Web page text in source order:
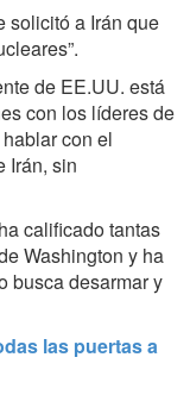
solicitó a Irán que
de EE.UU. está
con los líderes de
con el
Irán, sin
calificado tantas
Washington y ha
busca desarmar y
las puertas a